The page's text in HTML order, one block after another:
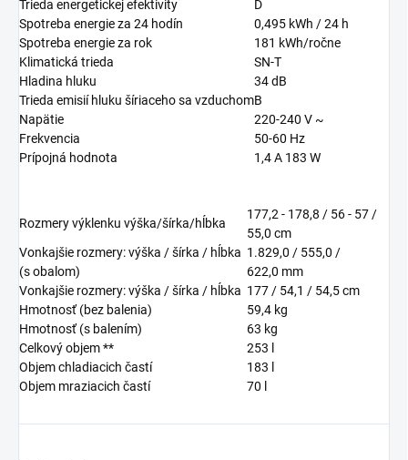
Trieda energetickej efektivity
D
Spotreba energie za 24 hodín
0,495 kWh / 24 h
Spotreba energie za rok
181 kWh/ročne
Klimatická trieda
SN-T
Hladina hluku
34dB
Trieda emisií hluku šíriaceho sa vzduchomB
Napätie
220-240 V ~
Frekvencia
50-60 Hz
Prípojná hodnota
1,4 A 183 W
Rozmery výklenku výška/šírka/hĺbka
177,2 - 178,8 / 56 - 57 /
55,0 cm
Vonkajšie rozmery: výška / šírka / hĺbka
(s obalom)
1.829,0 / 555,0 /
622,0 mm
Vonkajšie rozmery: výška / šírka / hĺbka 177 / 54,1 / 54,5cm
Hmotnosť (bez balenia)
59,4 kg
Hmotnosť (s balením)
63 kg
Celkový objem **
253
Objem chladiacich častí
183
Objem mraziacich častí
70